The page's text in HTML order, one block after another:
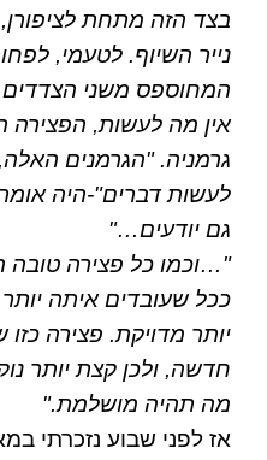
בצד הזה מתחת
נייר השיוף. לטעמי,
המחוספס משני
אין מה לעשות, הפצירה
גרמניה. "הגרמנים
לעשות דברים"-היה
גם יודעים…"
"…וכמו כל פצירה
ככל שעובדים איתה
יותר מדויקת. פצירה
חדשה, ולכן קצת יותר
מה תהיה מושלמת."
אז לפני שבוע נזכרתי